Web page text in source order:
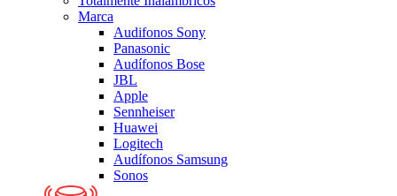
Marca
Audifonos Sony
Panasonic
Audífonos Bose
JBL
Apple
Sennheiser
Huawei
Logitech
Audífonos Samsung
Sonos